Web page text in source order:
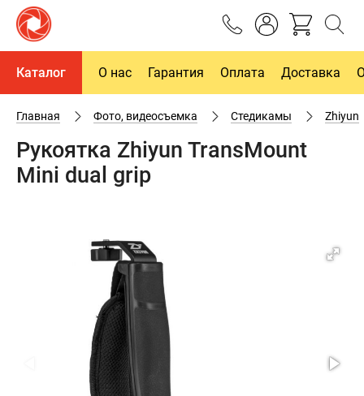
Каталог О нас Гарантия Оплата Доставка
Главная Фото, видеосъемка Cтедикамы Zhiyun
Рукоятка Zhiyun TransMount
Mini dual grip